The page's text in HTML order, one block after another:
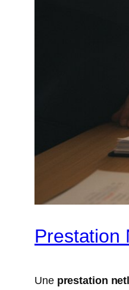
Prestation
Une prestation